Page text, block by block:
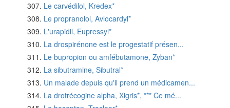
Le carvédilol, Kredex*
Le propranolol, Avlocardyl*
L'urapidil, Eupressyl*
La drospirénone est le progestatif présen...
Le bupropion ou amfébutamone, Zyban*
La sibutramine, Sibutral*
Un malade depuis qu'il prend un médicamen...
La drotrécogine alpha, Xigris*, *** Ce mé...